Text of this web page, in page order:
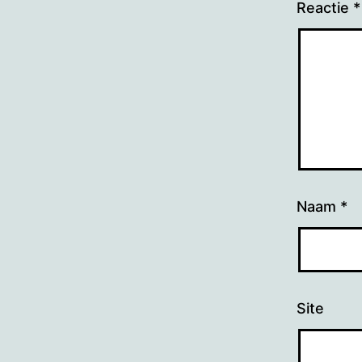
Reactie *
Naam *
Site